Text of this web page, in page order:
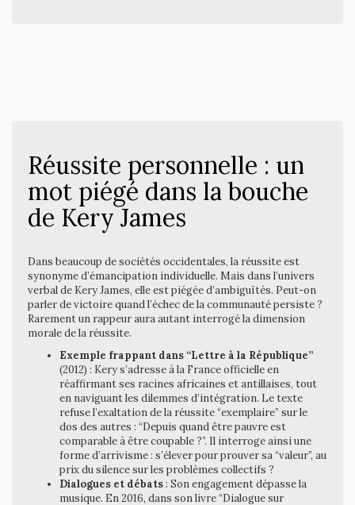
Réussite personnelle : un
mot piégé dans la bouche
de Kery James
Dans beaucoup de sociétés occidentales, la réussite est
synonyme d’émancipation individuelle. Mais dans l’univers
verbal de Kery James, elle est piégée d’ambiguïtés. Peut-on
parler de victoire quand l’échec de la communauté persiste ?
Rarement un rappeur aura autant interrogé la dimension
morale de la réussite.
Exemple frappant dans “Lettre à la République”
(2012) : Kery s’adresse à la France officielle en
réaffirmant ses racines africaines et antillaises, tout
en naviguant les dilemmes d’intégration. Le texte
refuse l’exaltation de la réussite “exemplaire” sur le
dos des autres : “Depuis quand être pauvre est
comparable à être coupable ?”. Il interroge ainsi une
forme d’arrivisme : s’élever pour prouver sa “valeur”, au
prix du silence sur les problèmes collectifs ?
Dialogues et débats: Son engagement dépasse la
musique. En 2016, dans son livre “Dialogue sur